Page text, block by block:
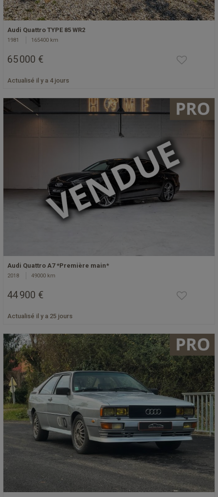
Audi Quattro TYPE 85 WR2
1981 165400 km
65 000 €
Actualisé il y a 4 jours
Audi Quattro A7 *Première main*
2018 49000 km
44 900 €
Actualisé il y a 25 jours